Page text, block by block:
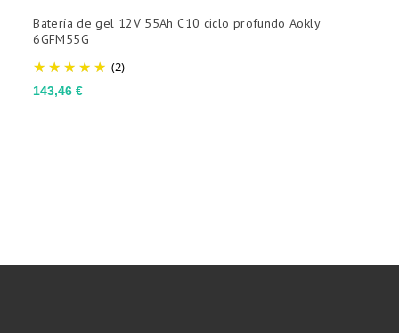
(2)
Precio
143,46 €
Batería de gel 12V 55Ah C10 ciclo profundo Aokly
6GFM55G